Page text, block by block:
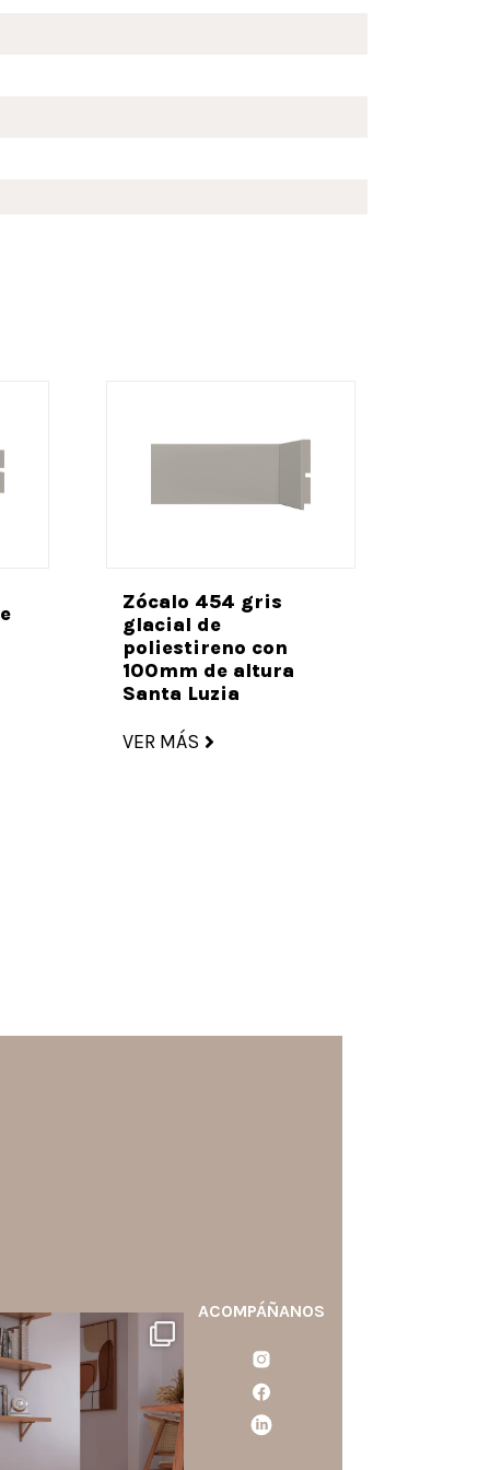
Zócalo 454 gris
glacial de
poliestireno con
100mm de altura
Santa Luzia
VER MÁS
santaluzia.es
blanco, negro, gris, fendi
beige? La elección puede
cambiar por completo la
de un ambiente y
aportar aún más valor a tu
proyecto.
ACOMPÁÑANOS